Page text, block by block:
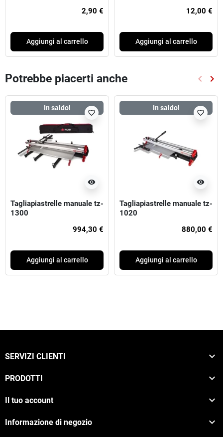
2,90 €
Aggiungi al carrello
12,00 €
Aggiungi al carrello
Potrebbe piacerti anche keyboard_arrow_left keyboard_arrow_right
In saldo!
visibility
favorite_border
Tagliapiastrelle manuale tz-
1300
994,30 €
Aggiungi al carrello
In saldo!
visibility
favorite_border
Tagliapiastrelle manuale tz-
1020
880,00 €
Aggiungi al carrello
SERVIZI CLIENTI 
PRODOTTI 
Il tuo account 
Informazione di negozio 